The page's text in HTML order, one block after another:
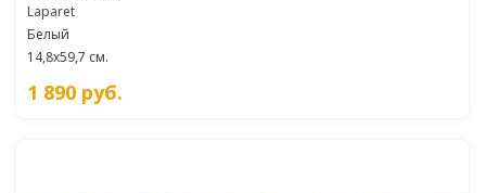
Laparet
Белый
14,8x59,7 см.
1 890 руб.